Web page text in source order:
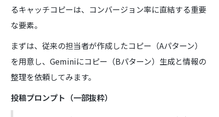
るキャッチコピーは、コンバージョン率に直結する重要
な要素。
まずは、従来の担当者が作成したコピー（Aパターン）
を用意し、Geminiにコピー（Bパターン）生成と情報の
整理を依頼してみます。
投稿プロンプト（一部抜粋）